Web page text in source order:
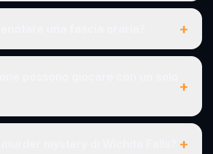
+
+
+